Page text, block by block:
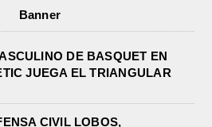
DE BASQUET EN
JUEGA EL TRIANGULAR
CIVIL LOBOS,